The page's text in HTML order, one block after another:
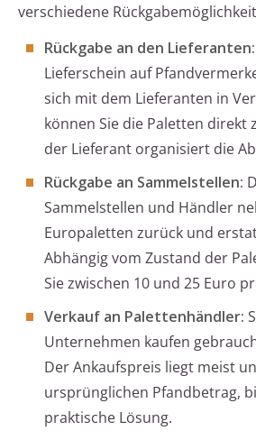
verschiedene
Rückgabe an den Lieferanten:
Lieferschein auf
sich mit dem Lieferanten in
können Sie die Paletten direkt
der Lieferant organisiert die
Rückgabe an Sammelstellen:
Sammelstellen und Händler
Europaletten zurück und
Abhängig vom Zustand der
Sie zwischen 10 und 25 Euro
Verkauf an Palettenhändler:
Unternehmen kaufen
Der Ankaufspreis liegt meist
ursprünglichen Pfandbetrag,
praktische Lösung.